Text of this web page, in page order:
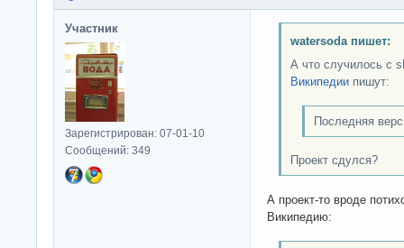
Участник
Зарегистрирован: 07-01-10
Сообщений: 349
watersoda пишет:
А что случилось с
Википедиипишут:
Последняя
Проект сдулся?
А проект-то вроде
Википедию: